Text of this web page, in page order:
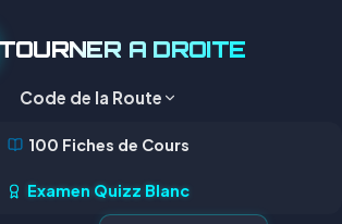
A DROITE
Code de la Route
100 Fiches de Cours
Examen Quizz Blanc